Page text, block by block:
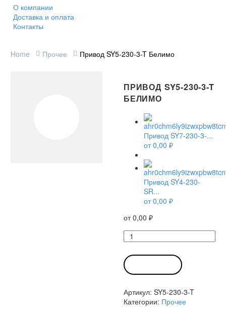
О компании
Доставка и оплата
Контакты
Home Прочее Привод SY5-230-3-T Белимо
ПРИВОД SY5-230-3-T
БЕЛИМО
Привод SY7-230-3-...
от0,00 ₽
Привод SY4-230-
SR...
от0,00 ₽
от0,00 ₽
Количество
товара
Привод
SY5-
230-
T
Белимо
Артикул: SY5-230-3-T
Категории: Прочее